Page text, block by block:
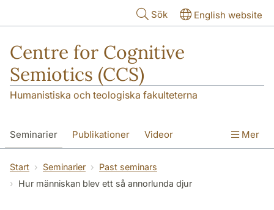
Sök English website
Centre for Cognitive
Semiotics (CCS)
Humanistiska och teologiska fakulteterna
Seminarier Publikationer Videor Mer
Start Seminarier
Past seminars
Hur människan blev ett så annorlunda djur